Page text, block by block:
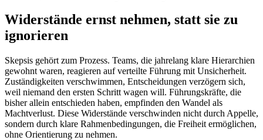
Widerstände ernst nehmen, statt sie zu
ignorieren
Skepsis gehört zum Prozess. Teams, die jahrelang klare Hierarchien
gewohnt waren, reagieren auf verteilte Führung mit Unsicherheit.
Zuständigkeiten verschwimmen, Entscheidungen verzögern sich,
weil niemand den ersten Schritt wagen will. Führungskräfte, die
bisher allein entschieden haben, empfinden den Wandel als
Machtverlust. Diese Widerstände verschwinden nicht durch Appelle,
sondern durch klare Rahmenbedingungen, die Freiheit ermöglichen,
ohne Orientierung zu nehmen.